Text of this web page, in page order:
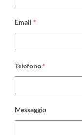
Email *
Telefono*
Messaggio